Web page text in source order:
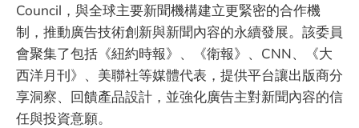
Council，與全球主要新聞機構建立更緊密的合作機
制，推動廣告技術創新與新聞內容的永續發展。該委員
會聚集了包括《紐約時報》、《衛報》、CNN、《大
西洋月刊》、美聯社等媒體代表，提供平台讓出版商分
享洞察、回饋產品設計，並強化廣告主對新聞內容的信
任與投資意願。